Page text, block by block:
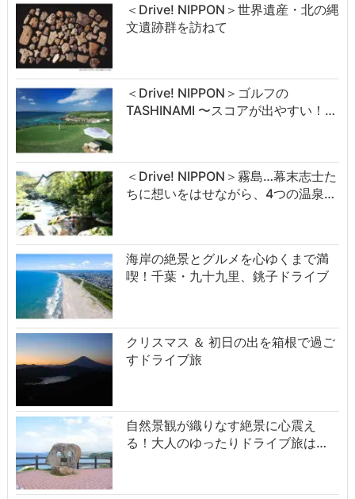
＜Drive! NIPPON＞世界遺産・北の縄
文遺跡群を訪ねて
＜Drive! NIPPON＞ゴルフの
TASHINAMI 〜スコアが出やすい！…
＜Drive! NIPPON＞霧島…幕末志士た
ちに想いをはせながら、4つの温泉…
海岸の絶景とグルメを心ゆくまで満
喫！千葉・九十九里、銚子ドライブ
クリスマス ＆ 初日の出を箱根で過ご
すドライブ旅
自然景観が織りなす絶景に心震え
る！大人のゆったりドライブ旅は…